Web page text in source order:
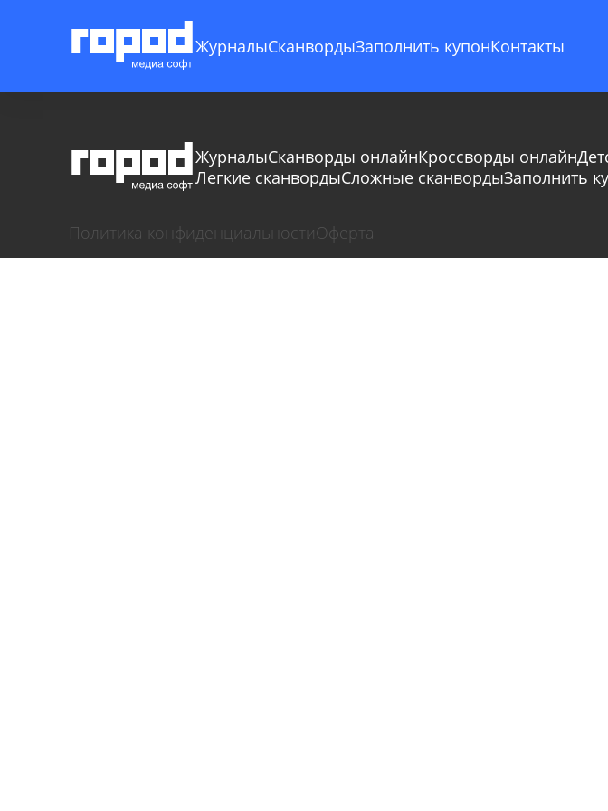
ЖурналыСканвордыЗаполнить купонКонтакты
ЖурналыСканворды онлайнКроссворды онлайн
Легкие сканвордыСложные сканвордыЗаполнить
Политика конфиденциальностиОферта